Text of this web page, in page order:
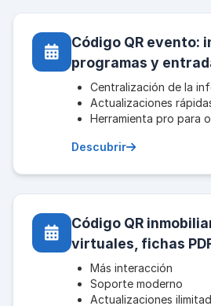
Código QR evento:
programas y
Centralización de la
Actualizaciones
Herramienta pro para
Descubrir
Código QR
virtuales, fichas
Más interacción
Soporte moderno
Actualizaciones